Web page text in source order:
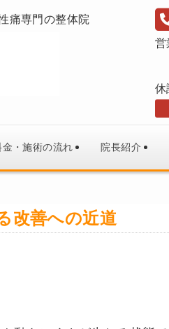
痛専門の整体院
営
休
金・施術の流れ 院長紹介
改善への近道